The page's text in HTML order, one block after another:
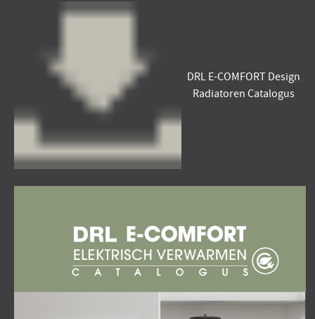
DRL E-COMFORT Design
Radiatoren Catalogus